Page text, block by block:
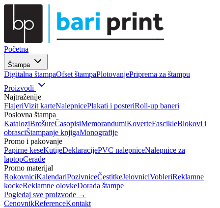
Početna
Štampa
Digitalna štampaOfset štampaPlotovanjePriprema za štampu
Proizvodi
Najtraženije
FlajeriVizit karteNalepnicePlakati i posteriRoll-up baneri
Poslovna štampa
KataloziBrošureČasopisiMemorandumiKoverteFascikleBlokovi i
obrasciŠtampanje knjigaMonografije
Promo i pakovanje
Papirne keseKutijeDeklaracijePVC nalepniceNalepnice za
laptopCerade
Promo materijal
RokovniciKalendariPozivniceČestitkeJelovniciVobleriReklamne
kockeReklamne olovkeDorada štampe
Pogledaj sve proizvode →
CenovnikReferenceKontakt